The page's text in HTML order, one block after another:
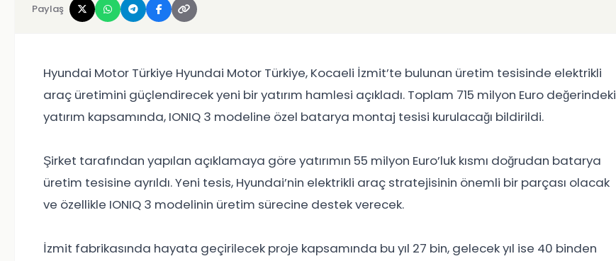
Paylaş
Hyundai Motor Türkiye Hyundai Motor Türkiye, Kocaeli İzmit’te bulunan üretim tesisinde elektrikli
araç üretimini güçlendirecek yeni bir yatırım hamlesi açıkladı. Toplam 715 milyon Euro değerindeki
yatırım kapsamında, IONIQ 3 modeline özel batarya montaj tesisi kurulacağı bildirildi.
Şirket tarafından yapılan açıklamaya göre yatırımın 55 milyon Euro’luk kısmı doğrudan batarya
üretim tesisine ayrıldı. Yeni tesis, Hyundai’nin elektrikli araç stratejisinin önemli bir parçası olacak
ve özellikle IONIQ 3 modelinin üretim sürecine destek verecek.
İzmit fabrikasında hayata geçirilecek proje kapsamında bu yıl 27 bin, gelecek yıl ise 40 binden